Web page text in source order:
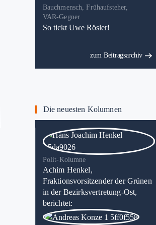
Bauchmensch, Frühaufsteher,
VAR-Gegner
So tickt Uwe Rösler!
zum Beitragsarchiv
Die neuesten Kolumnen
Polit-Kolumne
Achim Henkel,
Fraktionsvorsitzender der Grünen
in der Bezirksvertretung-Ost,
berichtet: